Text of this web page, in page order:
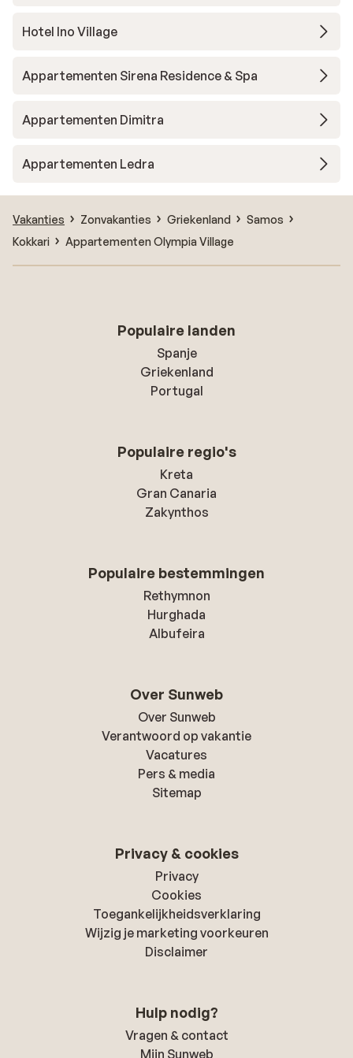
Hotel Ino Village
Appartementen Sirena Residence & Spa
Appartementen Dimitra
Appartementen Ledra
Vakanties Zonvakanties Griekenland
Samos
Kokkari
Appartementen Olympia Village
Populaire landen
Spanje
Griekenland
Portugal
Populaire regio's
Kreta
Gran Canaria
Zakynthos
Populaire bestemmingen
Rethymnon
Hurghada
Albufeira
Over Sunweb
Over Sunweb
Verantwoord op vakantie
Vacatures
Pers & media
Sitemap
Privacy & cookies
Privacy
Cookies
Toegankelijkheidsverklaring
Wijzig je marketing voorkeuren
Disclaimer
Hulp nodig?
Vragen & contact
Mijn Sunweb